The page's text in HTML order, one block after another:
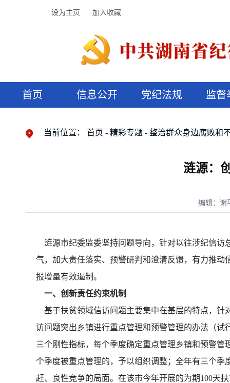
设为主页 加入收藏
首页 信息公开 党纪法规 监督
当前位置： 首页 精彩专题 整治群众身边腐败和
涟源：
编辑：谢
涟源市纪委监委坚持问题导向，针对以往涉纪信访
气，加大责任落实、预警研判和澄清反馈，有力推动
报增量有效遏制。
一、创新责任约束机制
基于扶贫领域信访问题主要集中在基层的特点，针
访问题突出乡镇进行重点管理和预警管理的办法（试
三个刚性指标，每个季度确定重点管理乡镇和预警
个季度被重点管理的，予以组织调整；全年有三个
赶、良性竞争的局面。在该市今年开展的为期100天